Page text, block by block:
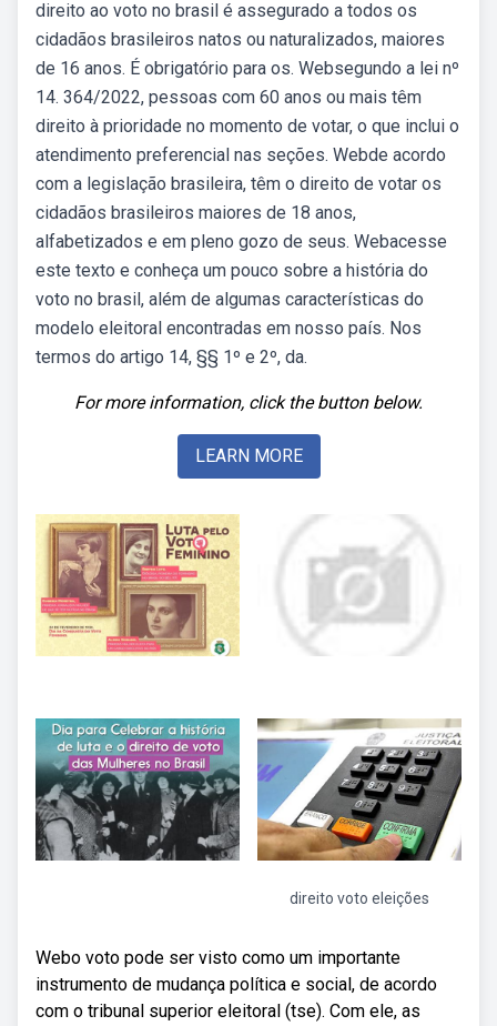
direito ao voto no brasil é assegurado a todos os
cidadãos brasileiros natos ou naturalizados, maiores
de 16 anos. É obrigatório para os. Websegundo a lei nº
14. 364/2022, pessoas com 60 anos ou mais têm
direito à prioridade no momento de votar, o que inclui o
atendimento preferencial nas seções. Webde acordo
com a legislação brasileira, têm o direito de votar os
cidadãos brasileiros maiores de 18 anos,
alfabetizados e em pleno gozo de seus. Webacesse
este texto e conheça um pouco sobre a história do
voto no brasil, além de algumas características do
modelo eleitoral encontradas em nosso país. Nos
termos do artigo 14, §§ 1º e 2º, da.
For more information, click the button below.
LEARN MORE
direito voto eleições
Webo voto pode ser visto como um importante
instrumento de mudança política e social, de acordo
com o tribunal superior eleitoral (tse). Com ele, as